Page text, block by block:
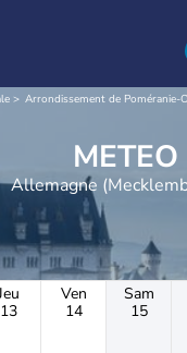
Arrondissement de Poméranie-
Allemagne
13
Ven
14
Sam
15